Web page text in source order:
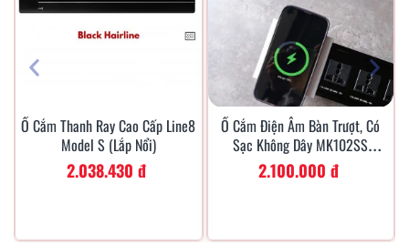
Xem Nhanh
Ổ Cắm Thanh Ray Cao Cấp Line8
Model S (Lắp Nổi)
2.038.430 đ
Xem Nhanh
Ổ Cắm Điện Âm Bàn Trượt, Có
Sạc Không Dây MK102SS
(Silver)
2.100.000 đ